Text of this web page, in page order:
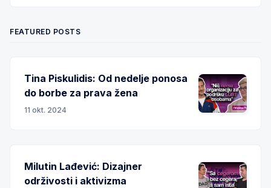
FEATURED POSTS
Tina Piskulidis: Od nedelje ponosa
do borbe za prava žena
11 okt. 2024
Milutin Lađević: Dizajner
održivosti i aktivizma